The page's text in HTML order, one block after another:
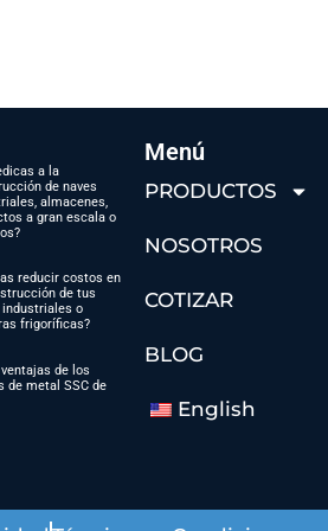
a la
de naves
almacenes,
a gran escala o
reducir costos en
de tus
industriales o
frigoríficas?
de los
de metal SSC de
Menú
PRODUCTOS
NOSOTROS
COTIZAR
BLOG
English